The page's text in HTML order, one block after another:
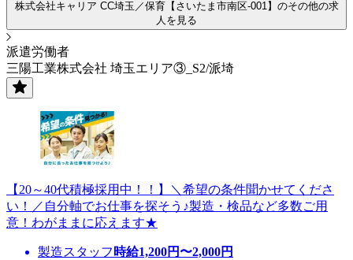
株式会社キャリア CC埼玉／保育【さいたま市南区-001】のその他の求
人を見る
派遣労働者
三陽工業株式会社 埼玉エリア③_S2/派埼
【20～40代積極採用中！！】＼希望の条件聞かせてくださ
い！／自分軸でお仕事を探そう♪製造・検品など多数ご用
意！わがままに応えます★
製造スタッフ 時給1,200円〜2,000円